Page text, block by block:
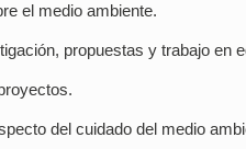
el medio ambiente.
propuestas y trabajo en
del cuidado del medio